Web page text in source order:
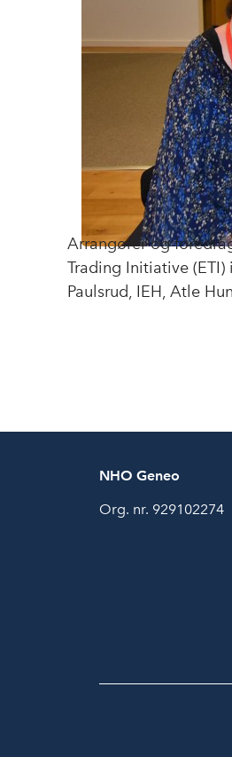
Arrangører og
Trading Initiative
Paulsrud, IEH, Atle
NHO Geneo
Org. nr. 929102274